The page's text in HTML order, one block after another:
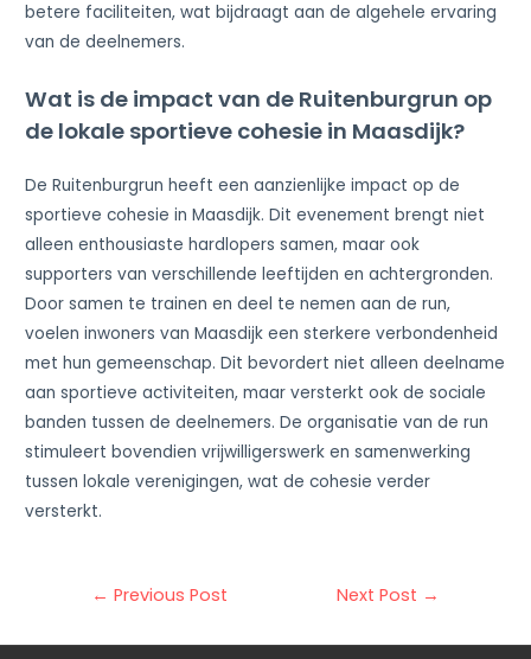
betere faciliteiten, wat bijdraagt aan de algehele ervaring
van de deelnemers.
Wat is de impact van de Ruitenburgrun op
de lokale sportieve cohesie in Maasdijk?
De Ruitenburgrun heeft een aanzienlijke impact op de
sportieve cohesie in Maasdijk. Dit evenement brengt niet
alleen enthousiaste hardlopers samen, maar ook
supporters van verschillende leeftijden en achtergronden.
Door samen te trainen en deel te nemen aan de run,
voelen inwoners van Maasdijk een sterkere verbondenheid
met hun gemeenschap. Dit bevordert niet alleen deelname
aan sportieve activiteiten, maar versterkt ook de sociale
banden tussen de deelnemers. De organisatie van de run
stimuleert bovendien vrijwilligerswerk en samenwerking
tussen lokale verenigingen, wat de cohesie verder
versterkt.
← Previous Post Next Post →